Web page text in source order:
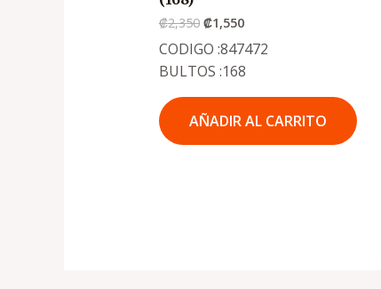
₡2,350 ₡1,550
CODIGO :847472
BULTOS :168
AÑADIR AL CARRITO